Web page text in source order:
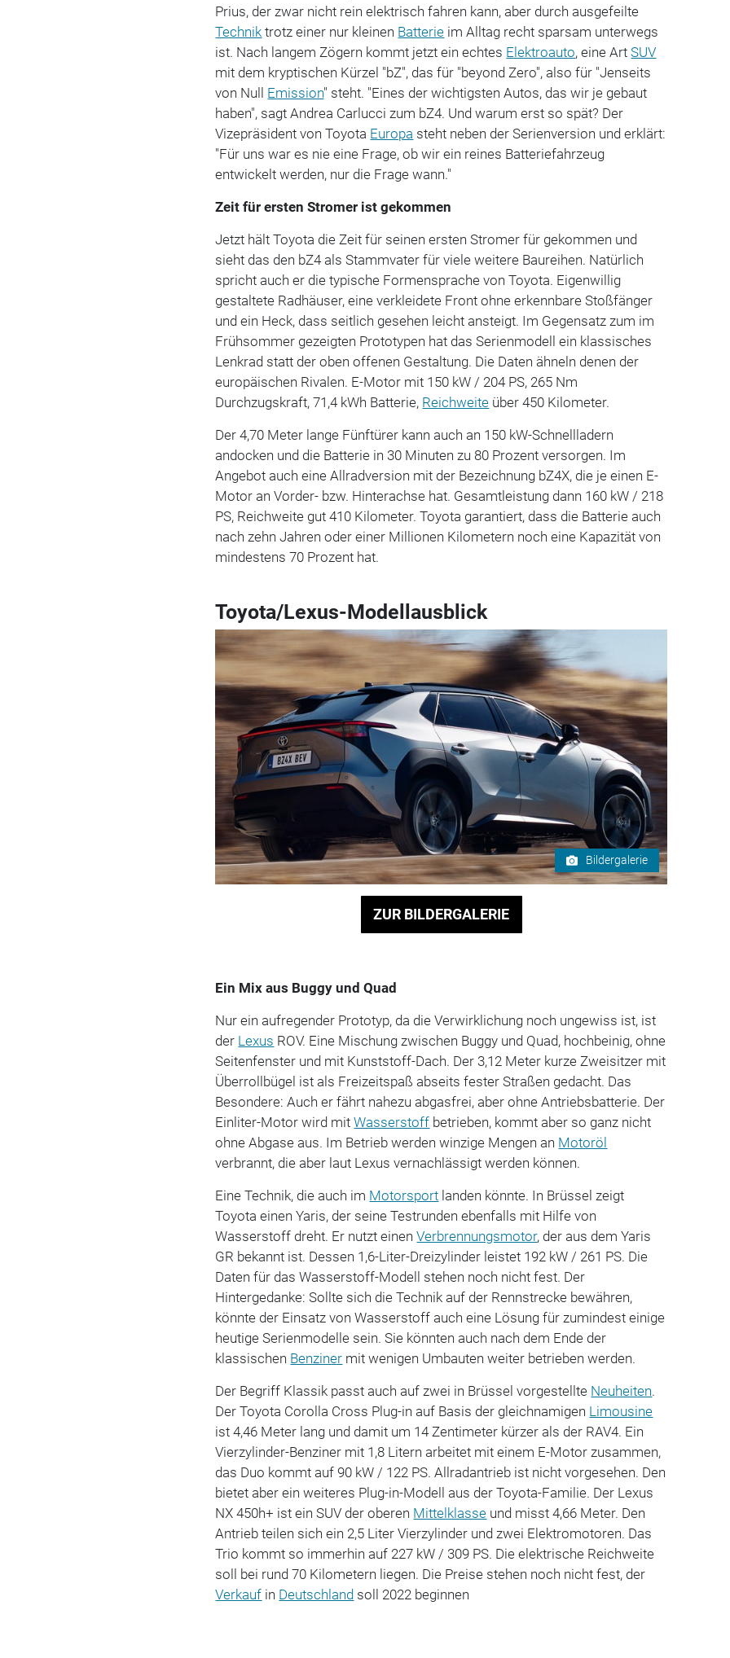
Prius, der zwar nicht rein elektrisch fahren kann, aber durch ausgefeilte
Technik trotz einer nur kleinen Batterie im Alltag recht sparsam unterwegs
ist. Nach langem Zögern kommt jetzt ein echtes Elektroauto, eine ArtSUV
mit dem kryptischen Kürzel "bZ", das für "beyond Zero", also für "Jenseits
von Null Emission" steht. "Eines der wichtigsten Autos, das wir je gebaut
haben", sagt Andrea Carlucci zum bZ4. Und warum erst so spät? Der
Vizepräsident von Toyota Europa steht neben der Serienversion und erklärt:
"Für uns war es nie eine Frage, ob wir ein reines Batteriefahrzeug
entwickelt werden, nur die Frage wann."
Zeit für ersten Stromer ist gekommen
Jetzt hält Toyota die Zeit für seinen ersten Stromer für gekommen und
sieht das den bZ4 als Stammvater für viele weitere Baureihen. Natürlich
spricht auch er die typische Formensprache von Toyota. Eigenwillig
gestaltete Radhäuser, eine verkleidete Front ohne erkennbare Stoßfänger
und ein Heck, dass seitlich gesehen leicht ansteigt. Im Gegensatz zum im
Frühsommer gezeigten Prototypen hat das Serienmodell ein klassisches
Lenkrad statt der oben offenen Gestaltung. Die Daten ähneln denen der
europäischen Rivalen. E-Motor mit 150 kW / 204 PS, 265 Nm
Durchzugskraft, 71,4 kWh Batterie, Reichweite über 450 Kilometer.
Der 4,70 Meter lange Fünftürer kann auch an 150 kW-Schnellladern
andocken und die Batterie in 30 Minuten zu 80 Prozent versorgen. Im
Angebot auch eine Allradversion mit der Bezeichnung bZ4X, die je einen E-
Motor an Vorder- bzw. Hinterachse hat. Gesamtleistung dann 160 kW / 218
PS, Reichweite gut 410 Kilometer. Toyota garantiert, dass die Batterie auch
nach zehn Jahren oder einer Millionen Kilometern noch eine Kapazität von
mindestens 70 Prozent hat.
Toyota/Lexus-Modellausblick
Bildergalerie
ZUR BILDERGALERIE
Ein Mix aus Buggy und Quad
Nur ein aufregender Prototyp, da die Verwirklichung noch ungewiss ist, ist
der Lexus ROV. Eine Mischung zwischen Buggy und Quad, hochbeinig, ohne
Seitenfenster und mit Kunststoff-Dach. Der 3,12 Meter kurze Zweisitzer mit
Überrollbügel ist als Freizeitspaß abseits fester Straßen gedacht. Das
Besondere: Auch er fährt nahezu abgasfrei, aber ohne Antriebsbatterie. Der
Einliter-Motor wird mitWasserstoff betrieben, kommt aber so ganz nicht
ohne Abgase aus. Im Betrieb werden winzige Mengen an Motoröl
verbrannt, die aber laut Lexus vernachlässigt werden können.
Eine Technik, die auch im Motorsport landen könnte. In Brüssel zeigt
Toyota einen Yaris, der seine Testrunden ebenfalls mit Hilfe von
Wasserstoff dreht. Er nutzt einenVerbrennungsmotor, der aus dem Yaris
GR bekannt ist. Dessen 1,6-Liter-Dreizylinder leistet 192 kW / 261 PS. Die
Daten für das Wasserstoff-Modell stehen noch nicht fest. Der
Hintergedanke: Sollte sich die Technik auf der Rennstrecke bewähren,
könnte der Einsatz von Wasserstoff auch eine Lösung für zumindest einige
heutige Serienmodelle sein. Sie könnten auch nach dem Ende der
klassischen Benziner mit wenigen Umbauten weiter betrieben werden.
Der Begriff Klassik passt auch auf zwei in Brüssel vorgestellte Neuheiten.
Der Toyota Corolla Cross Plug-in auf Basis der gleichnamigen Limousine
ist 4,46 Meter lang und damit um 14 Zentimeter kürzer als der RAV4. Ein
Vierzylinder-Benziner mit 1,8 Litern arbeitet mit einem E-Motor zusammen,
das Duo kommt auf 90 kW / 122 PS. Allradantrieb ist nicht vorgesehen. Den
bietet aber ein weiteres Plug-in-Modell aus der Toyota-Familie. Der Lexus
NX 450h+ ist ein SUV der oberen Mittelklasse und misst 4,66 Meter. Den
Antrieb teilen sich ein 2,5 Liter Vierzylinder und zwei Elektromotoren. Das
Trio kommt so immerhin auf 227 kW / 309 PS. Die elektrische Reichweite
soll bei rund 70 Kilometern liegen. Die Preise stehen noch nicht fest, der
Verkauf in Deutschland soll 2022 beginnen